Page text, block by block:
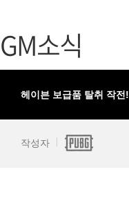
프렌즈팝콘
GM소식
헤이븐 보급품 탈취 작전!
작성자